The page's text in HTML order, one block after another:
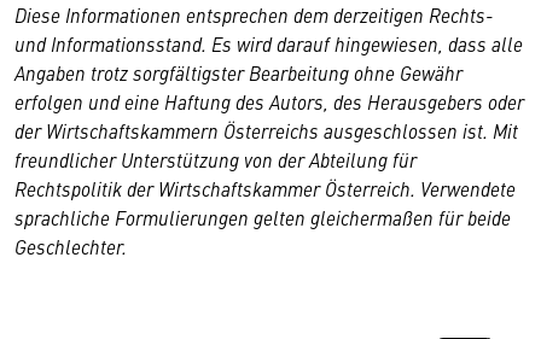
Diese Informationen entsprechen dem derzeitigen Rechts-
und Informationsstand. Es wird darauf hingewiesen, dass alle
Angaben trotz sorgfältigster Bearbeitung ohne Gewähr
erfolgen und eine Haftung des Autors, des Herausgebers oder
der Wirtschaftskammern Österreichs ausgeschlossen ist. Mit
freundlicher Unterstützung von der Abteilung für
Rechtspolitik der Wirtschaftskammer Österreich. Verwendete
sprachliche Formulierungen gelten gleichermaßen für beide
Geschlechter.